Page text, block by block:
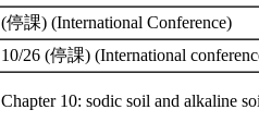
(停課) (International Conference)
10/26 (停課) (International
Chapter 10: sodic soil and alkaline